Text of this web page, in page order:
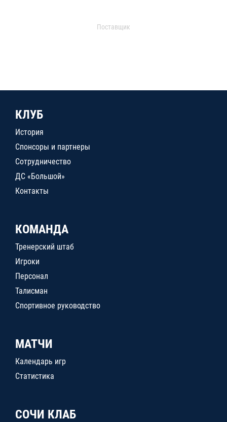
Поставщик
КЛУБ
История
Спонсоры и партнеры
Сотрудничество
ДС «Большой»
Контакты
КОМАНДА
Тренерский штаб
Игроки
Персонал
Талисман
Спортивное руководство
МАТЧИ
Календарь игр
Статистика
СОЧИ КЛАБ